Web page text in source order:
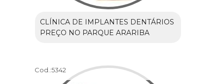
CLÍNICA DE IMPLANTES DENTÁRIOS
PREÇO NO PARQUE ARARIBA
Cod.:5342